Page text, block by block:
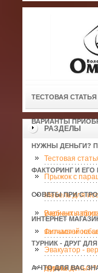
ТЕСТОВАЯ СТАТЬЯ
ВАРИАНТЫ
НУЖНЫ ДЕНЬГИ?
ФАКТОРИНГ И
СОВЕТЫ ПРИ
ИНТЕРНЕТ
ТУРНИК - ДРУГ
А ЧТО ДЛЯ ВАС
РАЗДЕЛЫ
Тестовая
Прыжок с
Мебель для
учебных
Варианты
запчастей на
Фильмы и
Эвакуатор -
дороге.
Нужны